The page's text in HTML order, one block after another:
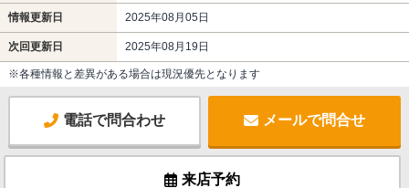
情報更新日 2025年08月05日
次回更新日 2025年08月19日
※各種情報と差異がある場合は現況優先となります
電話で問合わせ メールで問合せ
来店予約